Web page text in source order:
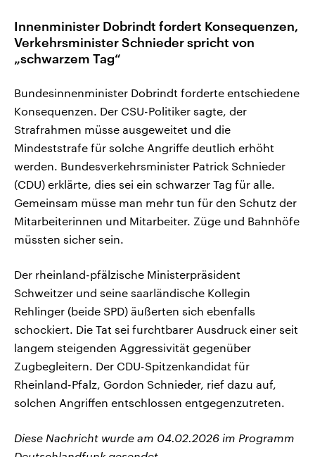
Innenminister Dobrindt fordert Konsequenzen,
Verkehrsminister Schnieder spricht von
„schwarzem Tag“
Bundesinnenminister Dobrindt forderte entschiedene
Konsequenzen. Der CSU-Politiker sagte, der
Strafrahmen müsse ausgeweitet und die
Mindeststrafe für solche Angriffe deutlich erhöht
werden. Bundesverkehrsminister Patrick Schnieder
(CDU) erklärte, dies sei ein schwarzer Tag für alle.
Gemeinsam müsse man mehr tun für den Schutz der
Mitarbeiterinnen und Mitarbeiter. Züge und Bahnhöfe
müssten sicher sein.
Der rheinland-pfälzische Ministerpräsident
Schweitzer und seine saarländische Kollegin
Rehlinger (beide SPD) äußerten sich ebenfalls
schockiert. Die Tat sei furchtbarer Ausdruck einer seit
langem steigenden Aggressivität gegenüber
Zugbegleitern. Der CDU-Spitzenkandidat für
Rheinland-Pfalz, Gordon Schnieder, rief dazu auf,
solchen Angriffen entschlossen entgegenzutreten.
Diese Nachricht wurde am 04.02.2026 im Programm